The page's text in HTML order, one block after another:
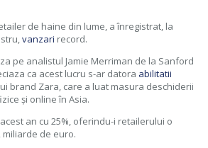
de haine din lume, a înregistrat, la
vanzari record.
pe analistul Jamie Merriman de la Sanford
ca acest lucru s-ar datora abilitatii
brand Zara, care a luat masura deschiderii
şi online în Asia.
an cu 25%, oferindu-i retailerului o
de euro.